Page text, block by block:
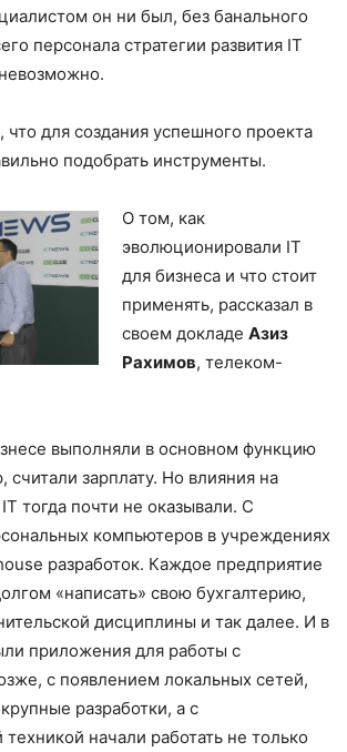
он ни был, без банального
персонала стратегии развития IT
что для создания успешного проекта
подобрать инструменты.
О том, как
эволюционировали IT
для бизнеса и что стоит
применять, рассказал в
своем докладе Азиз
Рахимов, телеком-
выполняли в основном функцию
считали зарплату. Но влияния на
тогда почти не оказывали. С
компьютеров в учреждениях
разработок. Каждое предприятие
«написать» свою бухгалтерию,
дисциплины и так далее. И в
приложения для работы с
с появлением локальных сетей,
разработки, а с
начали работать не только